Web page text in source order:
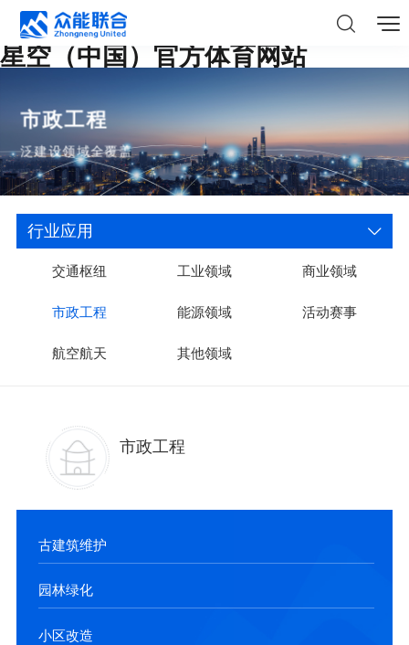
星空（中国）官方体育网站
市政工程
泛建设领域全覆盖
行业应用
交通枢纽 工业领域 商业领域
市政工程 能源领域 活动赛事
航空航天 其他领域
市政工程
古建筑维护
园林绿化
小区改造